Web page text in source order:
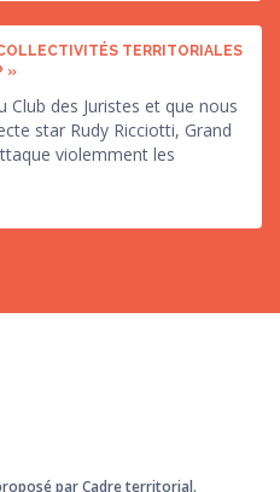
TERRITORIALES
»
Club des Juristes et que nous
star Rudy Ricciotti, Grand
violemment les
par Cadre territorial.